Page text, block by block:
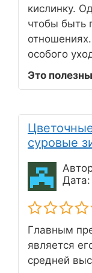
кислинку.
чтобы быть
особого
Это
суровые
Дата:
Главным
является
средней